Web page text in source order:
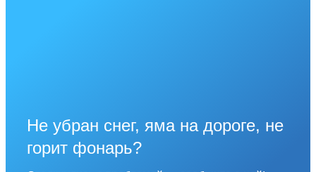
Не убран снег, яма на дороге, не
горит фонарь?